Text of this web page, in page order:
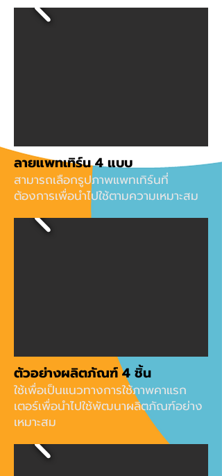
ลายแพทเทิร์น 4 แบบ
สามารถเลือกรูปภาพแพทเทิร์นที่
ต้องการเพื่อนำไปใช้ตามความเหมาะสม
ตัวอย่างผลิตภัณฑ์ 4 ชิ้น
ใช้เพื่อเป็นแนวทางการใช้ภาพคาแรก
เตอร์เพื่อนำไปใช้พัฒนาผลิตภัณฑ์อย่าง
เหมาะสม